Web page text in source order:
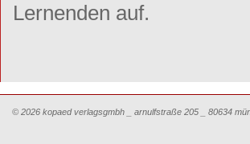
Lernenden auf.
© 2026 kopaed verlagsgmbh _ arnulfstraße 205 _ 80634